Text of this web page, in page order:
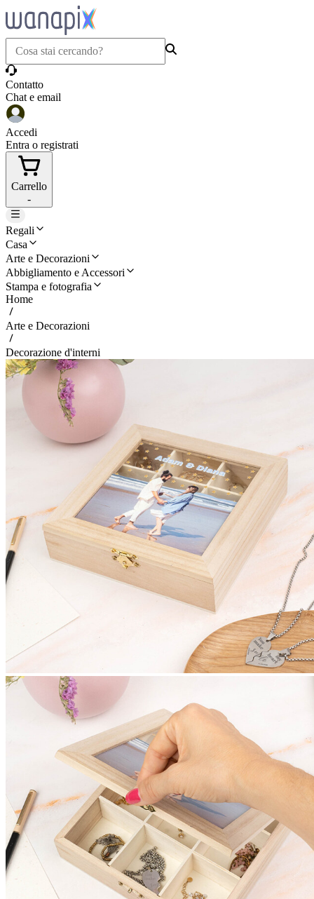
Contatto
Chat e email
Accedi
Entra o registrati
Carrello
-
Regali
Casa
Arte e Decorazioni
Abbigliamento e Accessori
Stampa e fotografia
Home
Arte e Decorazioni
Decorazione d'interni